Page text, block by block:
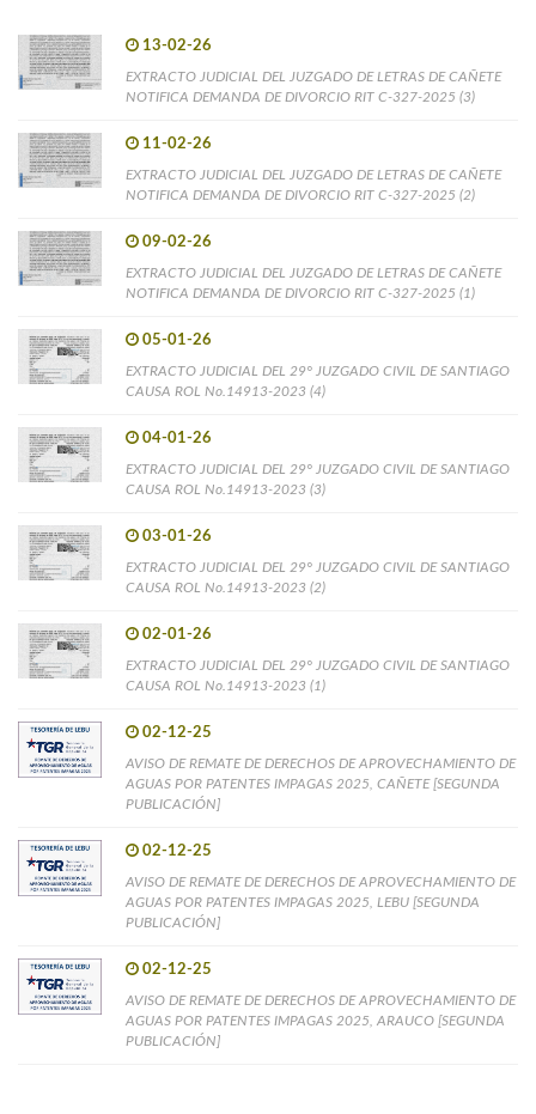
13-02-26
EXTRACTO JUDICIAL DEL JUZGADO DE LETRAS DE CAÑETE
NOTIFICA DEMANDA DE DIVORCIO RIT C-327-2025 (3)
11-02-26
EXTRACTO JUDICIAL DEL JUZGADO DE LETRAS DE CAÑETE
NOTIFICA DEMANDA DE DIVORCIO RIT C-327-2025 (2)
09-02-26
EXTRACTO JUDICIAL DEL JUZGADO DE LETRAS DE CAÑETE
NOTIFICA DEMANDA DE DIVORCIO RIT C-327-2025 (1)
05-01-26
EXTRACTO JUDICIAL DEL 29° JUZGADO CIVIL DE SANTIAGO
CAUSA ROL No.14913-2023 (4)
04-01-26
EXTRACTO JUDICIAL DEL 29° JUZGADO CIVIL DE SANTIAGO
CAUSA ROL No.14913-2023 (3)
03-01-26
EXTRACTO JUDICIAL DEL 29° JUZGADO CIVIL DE SANTIAGO
CAUSA ROL No.14913-2023 (2)
02-01-26
EXTRACTO JUDICIAL DEL 29° JUZGADO CIVIL DE SANTIAGO
CAUSA ROL No.14913-2023 (1)
02-12-25
AVISO DE REMATE DE DERECHOS DE APROVECHAMIENTO DE
AGUAS POR PATENTES IMPAGAS 2025, CAÑETE [SEGUNDA
PUBLICACIÓN]
02-12-25
AVISO DE REMATE DE DERECHOS DE APROVECHAMIENTO DE
AGUAS POR PATENTES IMPAGAS 2025, LEBU [SEGUNDA
PUBLICACIÓN]
02-12-25
AVISO DE REMATE DE DERECHOS DE APROVECHAMIENTO DE
AGUAS POR PATENTES IMPAGAS 2025, ARAUCO [SEGUNDA
PUBLICACIÓN]